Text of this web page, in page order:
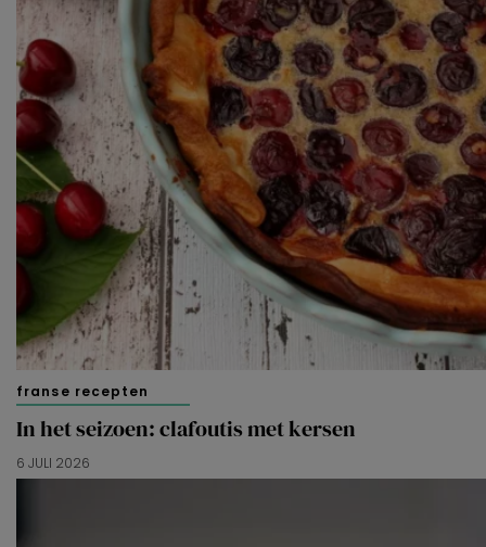
franse recepten
In het seizoen: clafoutis met kersen
6 JULI 2026